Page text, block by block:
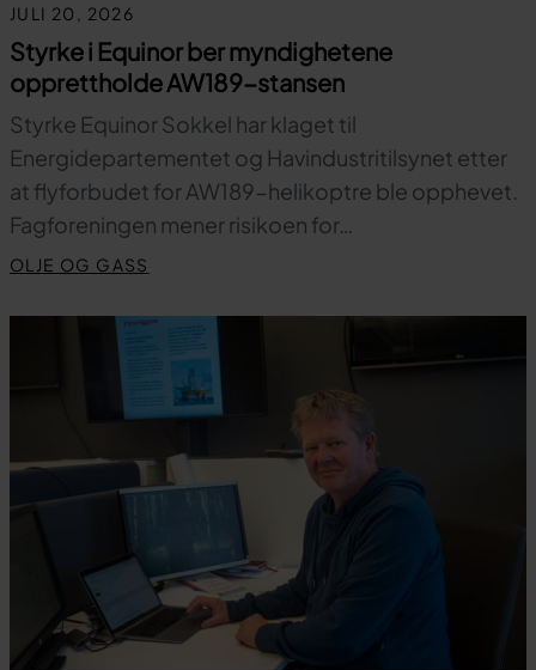
JULI 20, 2026
Styrke i Equinor ber myndighetene
opprettholde AW189-stansen
Styrke Equinor Sokkel har klaget til
Energidepartementet og Havindustritilsynet etter
at flyforbudet for AW189-helikoptre ble opphevet.
Fagforeningen mener risikoen for…
OLJE OG GASS